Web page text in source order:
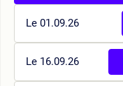
Le 01.09.26
Le 16.09.26